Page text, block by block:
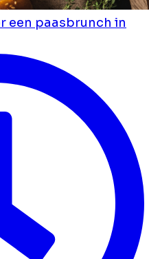
een paasbrunch in